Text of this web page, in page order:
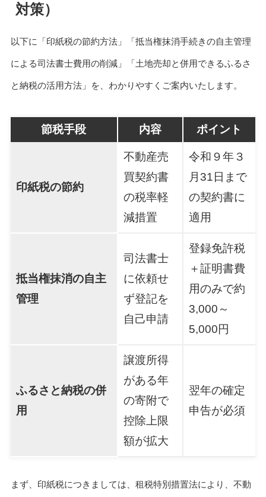
対策）
以下に「印紙税の節約方法」「抵当権抹消手続きの自主管理
による司法書士費用の削減」「土地売却と併用できるふるさ
と納税の活用方法」を、わかりやすくご案内いたします。
節税手段 内容 ポイント
印紙税の節約
不動産売
買契約書
の税率軽
減措置
令和９年３
月31日まで
の契約書に
適用
抵当権抹消の自主
管理
司法書士
に依頼せ
ず登記を
自己申請
登録免許税
＋証明書費
用のみで約
3,000～
5,000円
ふるさと納税の併
用
譲渡所得
がある年
の寄附で
控除上限
額が拡大
翌年の確定
申告が必須
まず、印紙税につきましては、租税特別措置法により、不動